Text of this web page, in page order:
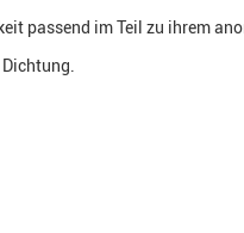
passend im Teil zu ihrem